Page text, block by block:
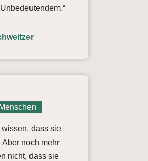
Menschen
dass sie
noch mehr
nicht, dass sie